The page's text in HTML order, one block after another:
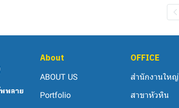
พลาย
About
ABOUT US
Portfolio
OFFICE
สำนักงานใหญ่
สาขาหัวหิน